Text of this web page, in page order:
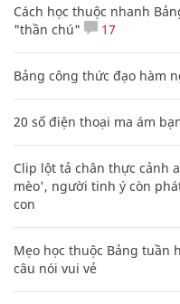
Cách học thuộc nhanh
"thần chú"
17
Bảng công thức đạo hàm
20 số điện thoại ma ám
Clip lột tả chân thực cảnh
mèo', người tinh ý còn
con
Mẹo học thuộc Bảng tuần
câu nói vui vẻ